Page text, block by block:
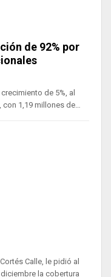
de 92% por
de 5%, al
1,19 millones de…
Calle, le pidió al
la cobertura